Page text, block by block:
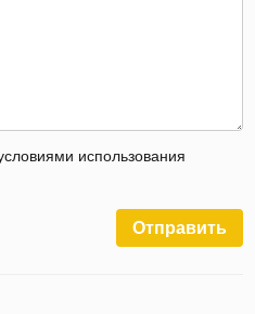
использования
Отправить